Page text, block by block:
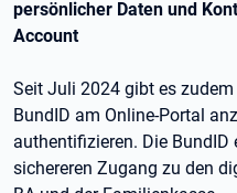
persönlicher Daten und
Account
Seit Juli 2024 gibt es
BundID am Online-Portal
authentifizieren. Die
sichereren Zugang zu den